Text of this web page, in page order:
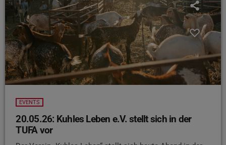
EVENTS
20.05.26: Kuhles Leben e.V. stellt sich in der
TUFA vor